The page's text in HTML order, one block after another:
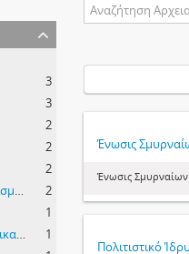
3
3
2
2
2
Αρχείο Δημόσιου Φορέα ή Οργανισμού
2
1
Αρχείο πολιτικού κόμματος, συνδικαλιστικής οργάνωσης ή κοινωνικού κινήματος
1
Ένωσις
Ένωσις Σμυρναίων
Πολιτιστικό